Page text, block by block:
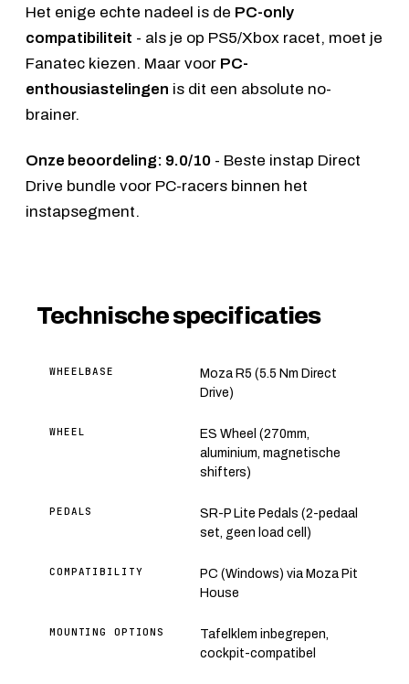
Het enige echte nadeel is de PC-only
compatibiliteit - als je op PS5/Xbox racet, moet je
Fanatec kiezen. Maar voor PC-
enthousiastelingen is dit een absolute no-
brainer.
Onze beoordeling: 9.0/10 - Beste instap Direct
Drive bundle voor PC-racers binnen het
instapsegment.
Technische specificaties
WHEELBASE
Moza R5 (5.5 Nm Direct
Drive)
WHEEL
ES Wheel (270mm,
aluminium, magnetische
shifters)
PEDALS
SR-P Lite Pedals (2-pedaal
set, geen load cell)
COMPATIBILITY
PC (Windows) via Moza Pit
House
MOUNTING OPTIONS
Tafelklem inbegrepen,
cockpit-compatibel